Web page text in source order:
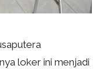
loker ini menjadi